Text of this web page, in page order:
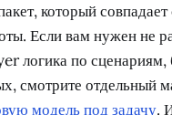
который
Если вам нужен не
логика по
смотрите отдельный
модель под задачу.